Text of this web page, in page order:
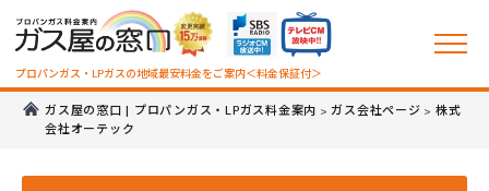
プロパンガス・LPガスの地域最安料金をご案内＜料金保証付＞
ガス屋の窓口 | プロパンガス・LPガス料金案内 >ガス会社ページ > 株式
会社オーテック